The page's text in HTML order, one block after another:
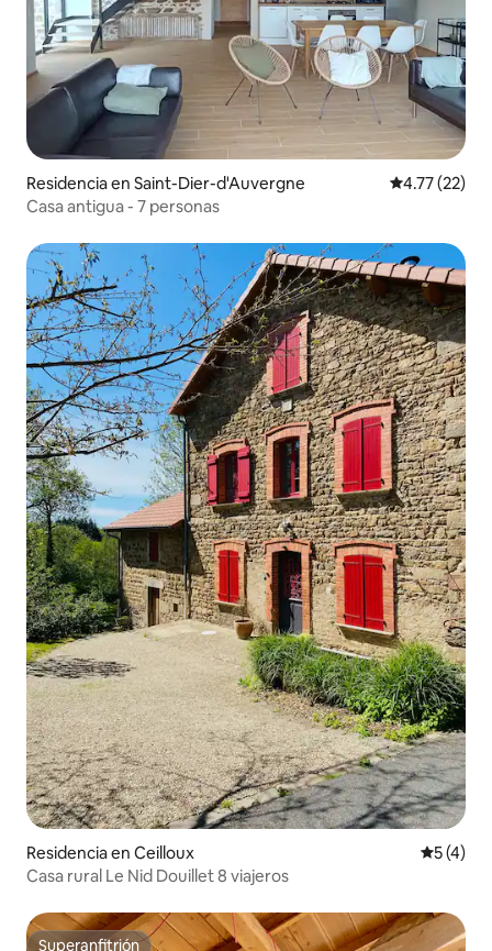
Residencia en Saint-Dier-d'Auvergne Calificación
4.77 (22)
Casa antigua - 7 personas
Residencia en Ceilloux
5 (4)
Casa rural Le Nid Douillet 8 viajeros
Superanfitrión